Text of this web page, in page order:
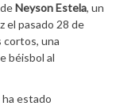
Neyson Estela, un
el pasado 28 de
cortos, una
béisbol al
estado